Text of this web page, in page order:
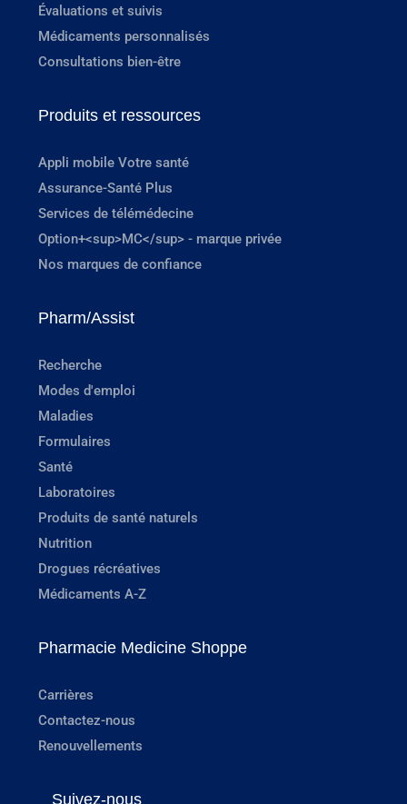
Évaluations et suivis
Médicaments personnalisés
Consultations bien-être
Produits et ressources
Appli mobile Votre santé
Assurance-Santé Plus
Services de télémédecine
Option+<sup>MC</sup> - marque privée
Nos marques de confiance
Pharm/Assist
Recherche
Modes d'emploi
Maladies
Formulaires
Santé
Laboratoires
Produits de santé naturels
Nutrition
Drogues récréatives
Médicaments A-Z
Pharmacie Medicine Shoppe
Carrières
Contactez-nous
Renouvellements
Suivez-nous